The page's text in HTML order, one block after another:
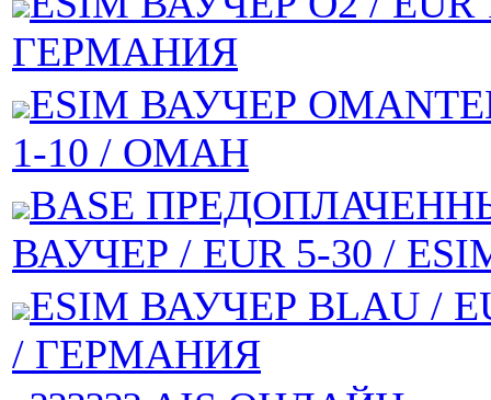
ГЕРМАНИЯ
ESIM ВАУЧЕР
1-10 / ОМАН
BASE
ВАУЧЕР / EUR 5-30 /
ESIM ВАУЧЕР BLAU /
/ ГЕРМАНИЯ